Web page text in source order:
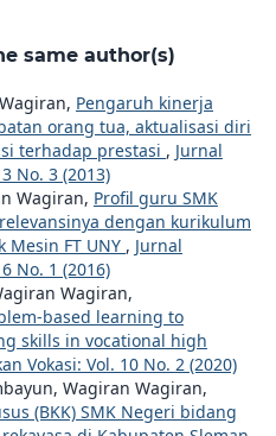
same author(s)
Pengaruh kinerja
orang tua, aktualisasi diri
terhadap prestasi , Jurnal
No. 3 (2013)
Wagiran, Profil guru SMK
dengan kurikulum
Mesin FT UNY , Jurnal
No. 1 (2016)
Wagiran,
based learning to
skills in vocational high
Vokasi: Vol. 10 No. 2 (2020)
Wagiran Wagiran,
(BKK) SMK Negeri bidang